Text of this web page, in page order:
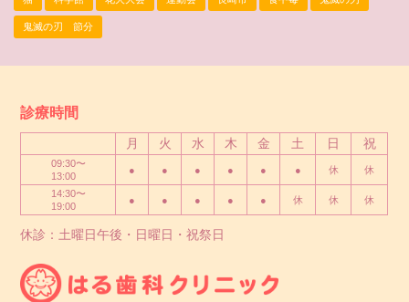
鬼滅の刃 節分
診療時間
月 火 水 木 金 土 日 祝
09:30〜
13:00
● ● ● ● ● ● 休 休
14:30〜
19:00
● ● ● ● ● 休 休 休
休診：土曜日午後・日曜日・祝祭日